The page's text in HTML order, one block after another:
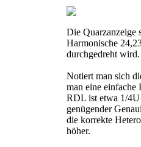
Die Quarzanzeige
Harmonische
durchgedreht wird.
Notiert man sich
man eine einfache
RDL ist etwa 1/
genügender
die korrekte
höher.